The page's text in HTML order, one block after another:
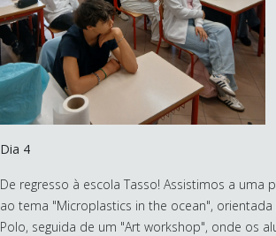
Dia 4
De regresso à escola Tasso! Assistimos a uma
ao tema "Microplastics in the ocean", orientada
Polo, seguida de um "Art workshop", onde os